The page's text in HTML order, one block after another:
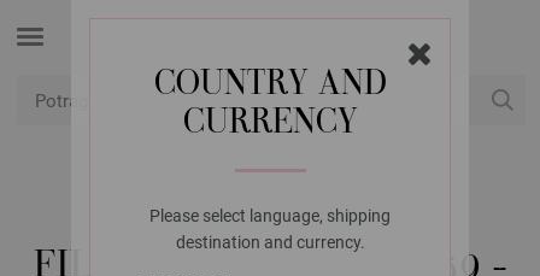
COUNTRY AND
CURRENCY
Please select language, shipping
destination and currency.
LANA GROSSA